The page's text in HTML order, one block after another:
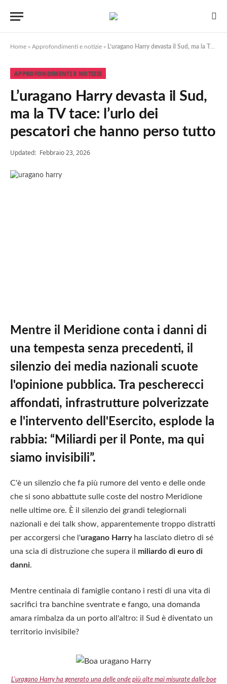
Home » Approfondimenti e notizie » L’uragano Harry devasta il Sud, ma la TV tace: l’urlo dei pescatori che hanno perso tutto
APPROFONDIMENTI E NOTIZIE
L’uragano Harry devasta il Sud,
ma la TV tace: l’urlo dei
pescatori che hanno perso tutto
Updated: Febbraio 23, 2026
Mentre il Meridione conta i danni di
una tempesta senza precedenti, il
silenzio dei media nazionali scuote
l'opinione pubblica. Tra pescherecci
affondati, infrastrutture polverizzate
e l'intervento dell'Esercito, esplode la
rabbia: “Miliardi per il Ponte, ma qui
siamo invisibili”.
C'è un silenzio che fa più rumore del vento e delle onde
che si sono abbattute sulle coste del nostro Meridione
nelle ultime ore. È il silenzio dei grandi telegiornali
nazionali e dei talk show, apparentemente troppo distratti
per accorgersi che l'uragano Harryha lasciato dietro di sé
una scia di distruzione che supera il miliardo di euro di
danni.
Mentre centinaia di famiglie contano i resti di una vita di
sacrifici tra banchine sventrate e fango, una domanda
amara rimbalza da un porto all'altro: il Sud è diventato un
territorio invisibile?
L'uragano Harry ha generato una delle onde più alte mai misurate dalle boe